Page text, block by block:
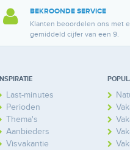
BEKROONDE SERVICE
Klanten beoordelen ons met
gemiddeld cijfer van een 9.
INSPIRATIE
Last-minutes
Perioden
Thema's
Aanbieders
Visvakantie